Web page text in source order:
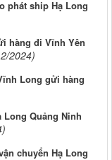
phát ship Hạ Long
hàng đi Vĩnh Yên
2024)
Long gửi hàng
Quảng Ninh
chuyển Hạ Long